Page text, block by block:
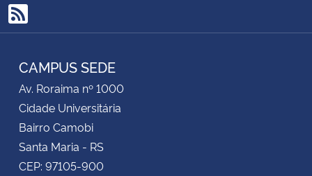
Controladoria-Geral da União
Secretaria-Geral
Secretaria de Governo
Gabinete de Segurança Institucional
RSS
CAMPUS SEDE
Av. Roraima nº 1000
Cidade Universitária
Bairro Camobi
Santa Maria - RS
CEP: 97105-900